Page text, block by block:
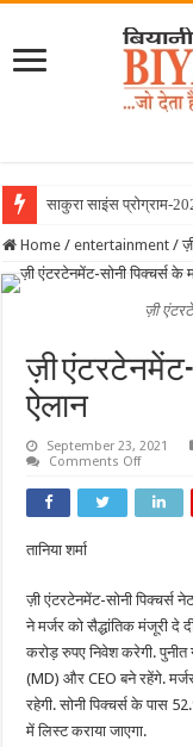
साकुरा साइंस प्रोग्राम-
Home / entertainment /
ज़ी
ज़ी एंटरटेनमेंट-
ऐलान
September 23, 2021
Comments Offon
एंटरटेनमेंट-
सोनी
पिक्चर्स
तानिया शर्मा
ज़ी एंटरटेनमेंट-सोनी पिक्चर्स
ने मर्जर को सैद्धांतिक मंजूरी दे
करोड़ रुपए निवेश करेगी. पुनीत
(MD) और CEO बने रहेंगे.
रहेगी. सोनी पिक्चर्स के पास
में लिस्ट कराया जाएगा.